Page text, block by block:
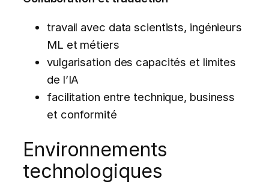
travail avec data scientists, ingénieurs
ML et métiers
vulgarisation des capacités et limites
de l’IA
facilitation entre technique, business
et conformité
Environnements
technologiques